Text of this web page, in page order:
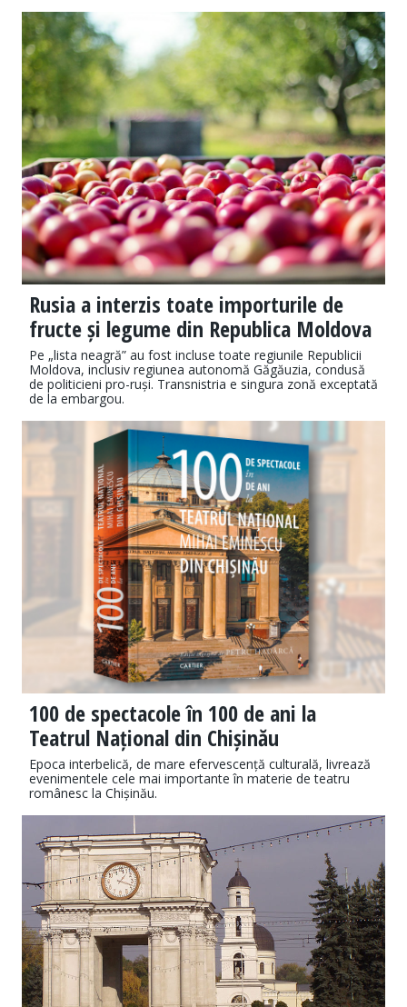
Rusia a interzis toate importurile de
fructe și legume din Republica Moldova
Pe „lista neagră” au fost incluse toate regiunile Republicii
Moldova, inclusiv regiunea autonomă Găgăuzia, condusă
de politicieni pro-ruși. Transnistria e singura zonă exceptată
de la embargou.
100 de spectacole în 100 de ani la
Teatrul Național din Chișinău
Epoca interbelică, de mare efervescență culturală, livrează
evenimentele cele mai importante în materie de teatru
românesc la Chișinău.